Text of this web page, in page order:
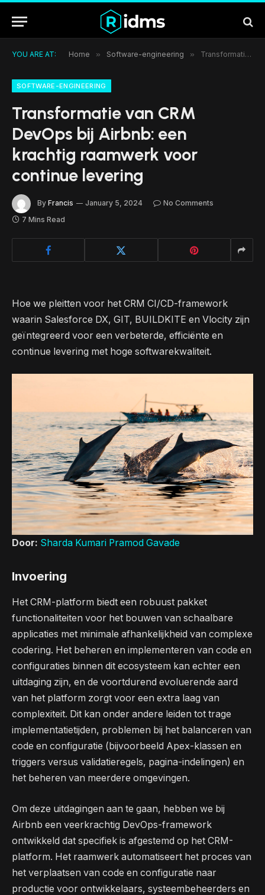
YOU ARE AT: Home » Software-engineering » Transformatie van CRM DevOps bij Airbnb: een krachtig raamwerk voor continue levering
SOFTWARE-ENGINEERING
Transformatie van CRM
DevOps bij Airbnb: een
krachtig raamwerk voor
continue levering
By Francis January 5, 2024
No Comments
7 Mins Read
Hoe we pleitten voor het CRM CI/CD-framework
waarin Salesforce DX, GIT, BUILDKITE en Vlocity zijn
geïntegreerd voor een verbeterde, efficiënte en
continue levering met hoge softwarekwaliteit.
Door: Sharda Kumari Pramod Gavade
Invoering
Het CRM-platform biedt een robuust pakket
functionaliteiten voor het bouwen van schaalbare
applicaties met minimale afhankelijkheid van complexe
codering. Het beheren en implementeren van code en
configuraties binnen dit ecosysteem kan echter een
uitdaging zijn, en de voortdurend evoluerende aard
van het platform zorgt voor een extra laag van
complexiteit. Dit kan onder andere leiden tot trage
implementatietijden, problemen bij het balanceren van
code en configuratie (bijvoorbeeld Apex-klassen en
triggers versus validatieregels, pagina-indelingen) en
het beheren van meerdere omgevingen.
Om deze uitdagingen aan te gaan, hebben we bij
Airbnb een veerkrachtig DevOps-framework
ontwikkeld dat specifiek is afgestemd op het CRM-
platform. Het raamwerk automatiseert het proces van
het verplaatsen van code en configuratie naar
productie voor ontwikkelaars, systeembeheerders en